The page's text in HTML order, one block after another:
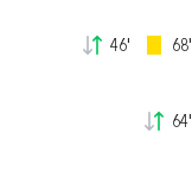
46' 68'
64'